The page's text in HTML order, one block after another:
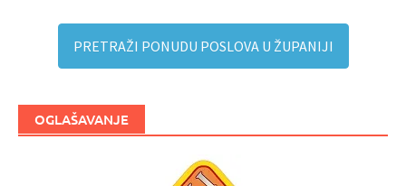
PRETRAŽI PONUDU POSLOVA U ŽUPANIJI
OGLAŠAVANJE